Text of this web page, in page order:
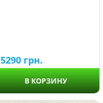
5290 грн.
В КОРЗИНУ